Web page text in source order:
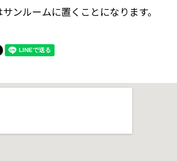
サンルームに置くことになります。